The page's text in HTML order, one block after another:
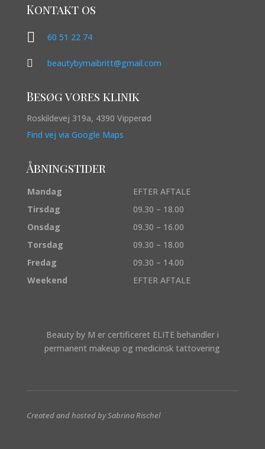
Kontakt os
 60 51 22 74
 beautybymaibritt@gmail.com
Besøg vores klinik
Roskildevej 319a, 4390 Vipperød
Find vej via Google Maps
Åbningstider
Mandag
EFTER AFTALE
Tirsdag
09.30 – 18.00
Onsdag
09.30 – 16.00
Torsdag
09.30 – 18.00
Fredag
09.30 – 14.00
Weekend
EFTER AFTALE
Beauty by M er certificeret ELITE behandler i
permanent makeup og medicinsk tattovering
Created and hosted by Sabrina Rischel